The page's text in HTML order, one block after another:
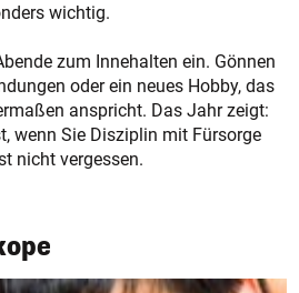
wichtig.
zum Innehalten ein. Gönnen
oder ein neues Hobby, das
anspricht. Das Jahr zeigt:
wenn Sie Disziplin mit Fürsorge
nicht vergessen.